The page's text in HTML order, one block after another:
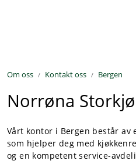
Om oss Kontakt oss Bergen
Norrøna
Vårt kontor i Bergen består av
som hjelper deg med
og en kompetent service-
Storkjøkken
Renhold & Vaskeri
Arbeidstøy